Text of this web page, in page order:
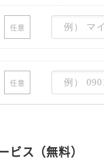
任意
任意
ビス（無料）